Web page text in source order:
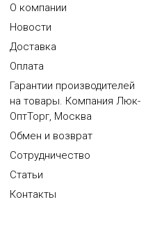
О компании
Новости
Доставка
Оплата
Гарантии производителей
на товары. Компания Люк-
ОптТорг, Москва
Обмен и возврат
Сотрудничество
Статьи
Контакты